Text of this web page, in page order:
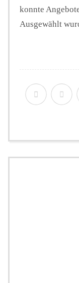
konnte
Ausgewählt